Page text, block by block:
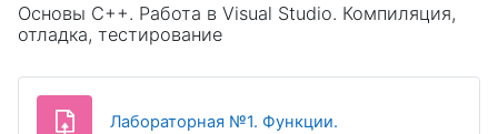
Основы С++. Работа в Visual Studio. Компиляция,
отладка, тестирование
Лабораторная №1. Функции.